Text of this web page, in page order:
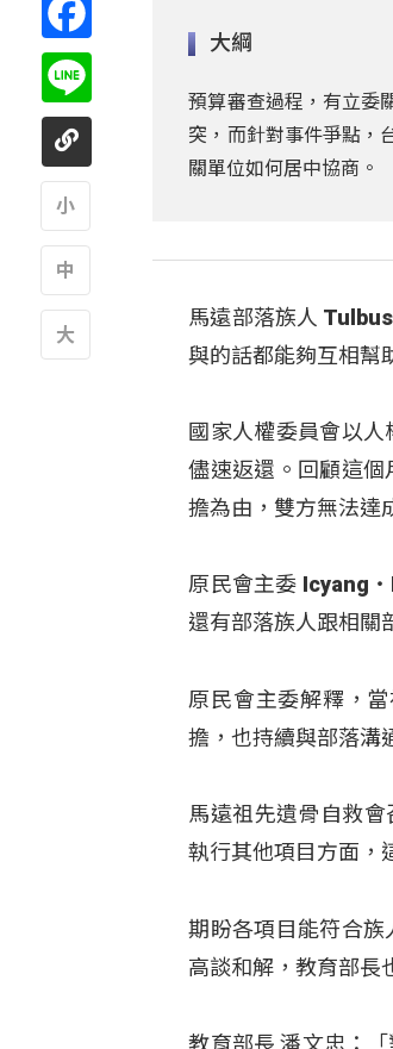
大綱
預算審查過程，有立委
突，而針對事件爭點，
關單位如何居中協商。
馬遠部落族人
與的話都能夠互相幫
國家人權委員會以
儘速返還。回顧這個
擔為由，雙方無法達
原民會主委
還有部落族人跟相關
原民會主委解釋，
擔，也持續與部落溝
馬遠祖先遺骨自救
執行其他項目方面，
期盼各項目能符合
高談和解，教育部長
教育部長 潘文忠：